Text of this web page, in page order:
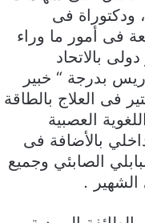
ودكتوراة فى
فى أمور ما وراء
بالاتحاد
بدرجة “ خبير
فى العلاج بالطاقة
العصبية
بالأضافة فى
الصابئي وجميع
.